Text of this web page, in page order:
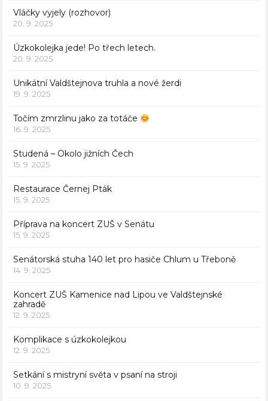
Vláčky vyjely (rozhovor)
20. 9. 2025
Úzkokolejka jede! Po třech letech.
20. 9. 2025
Unikátní Valdštejnova truhla a nové žerdi
19. 9. 2025
Točím zmrzlinu jako za totáče
16. 9. 2025
Studená – Okolo jižních Čech
15. 9. 2025
Restaurace Černej Pták
15. 9. 2025
Příprava na koncert ZUŠ v Senátu
15. 9. 2025
Senátorská stuha 140 let pro hasiče Chlum u Třeboně
14. 9. 2025
Koncert ZUŠ Kamenice nad Lipou ve Valdštejnské
zahradě
12. 9. 2025
Komplikace s úzkokolejkou
12. 9. 2025
Setkání s mistryní světa v psaní na stroji
10. 9. 2025